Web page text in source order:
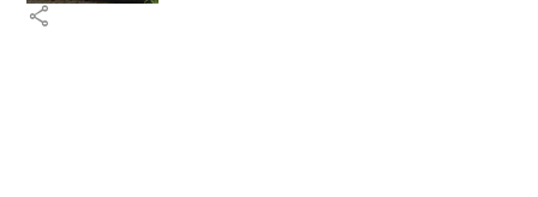
share